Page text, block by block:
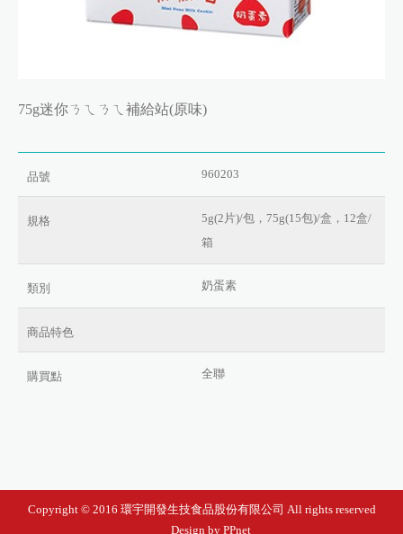
75g迷你ㄋㄟㄋㄟ補給站(原味)
品號 960203
規格
5g(2片)/包，75g(15包)/盒，12盒/
箱
類別 奶蛋素
商品特色
購買點 全聯
Copyright © 2016 環宇開發生技食品股份有限公司 All rights reserved
Design by PPnet